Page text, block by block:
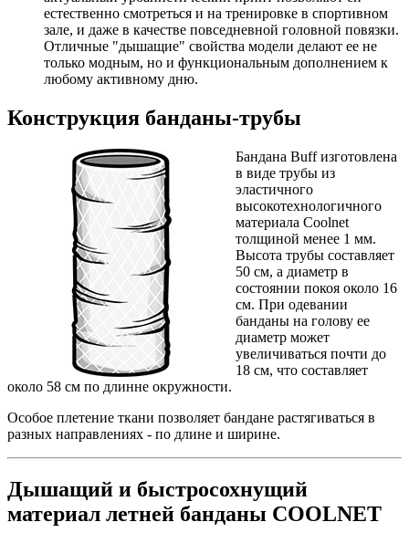
естественно смотреться и на тренировке в спортивном
зале, и даже в качестве повседневной головной повязки.
Отличные "дышащие" свойства модели делают ее не
только модным, но и функциональным дополнением к
любому активному дню.
Конструкция банданы-трубы
Бандана Buff изготовлена
в виде трубы из
эластичного
высокотехнологичного
материала Coolnet
толщиной менее 1 мм.
Высота трубы составляет
50 см, а диаметр в
состоянии покоя около 16
см. При одевании
банданы на голову ее
диаметр может
увеличиваться почти до
18 см, что составляет
около 58 см по длинне окружности.
Особое плетение ткани позволяет бандане растягиваться в
разных направлениях - по длине и ширине.
Дышащий и быстросохнущий
материал летней банданы COOLNET